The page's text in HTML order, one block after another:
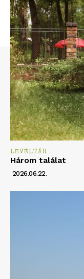
LEVÉLTÁR
Három találat
2026.06.22.